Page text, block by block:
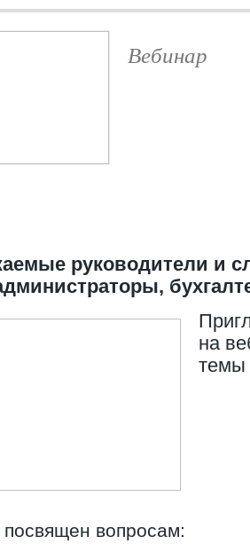
Вебинар
руководители и
на
темы
вопросам: